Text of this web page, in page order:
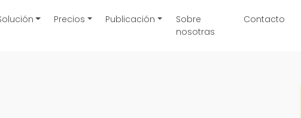
Precios Publicación
Sobre
nosotras
Contacto